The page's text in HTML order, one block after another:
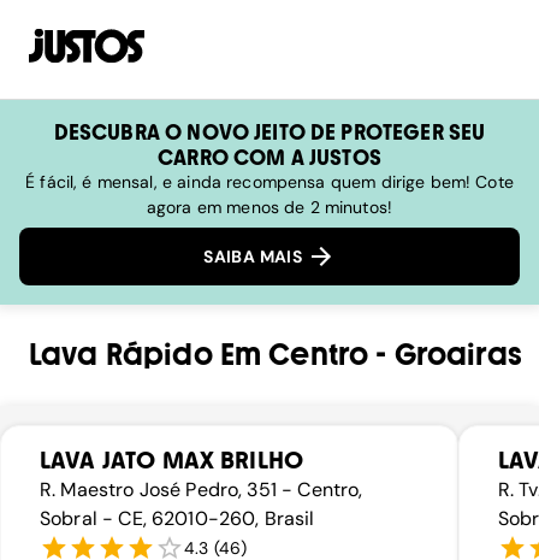
DESCUBRA O NOVO JEITO DE PROTEGER SEU
CARRO COM A JUSTOS
É fácil, é mensal, e ainda recompensa quem dirige bem! Cote
agora em menos de 2 minutos!
SAIBA MAIS
Lava RápidoEmCentro - Groairas
LAVA JATO MAX BRILHO
R. Maestro José Pedro, 351 - Centro,
Sobral - CE, 62010-260, Brasil
4.3 (46)
R.